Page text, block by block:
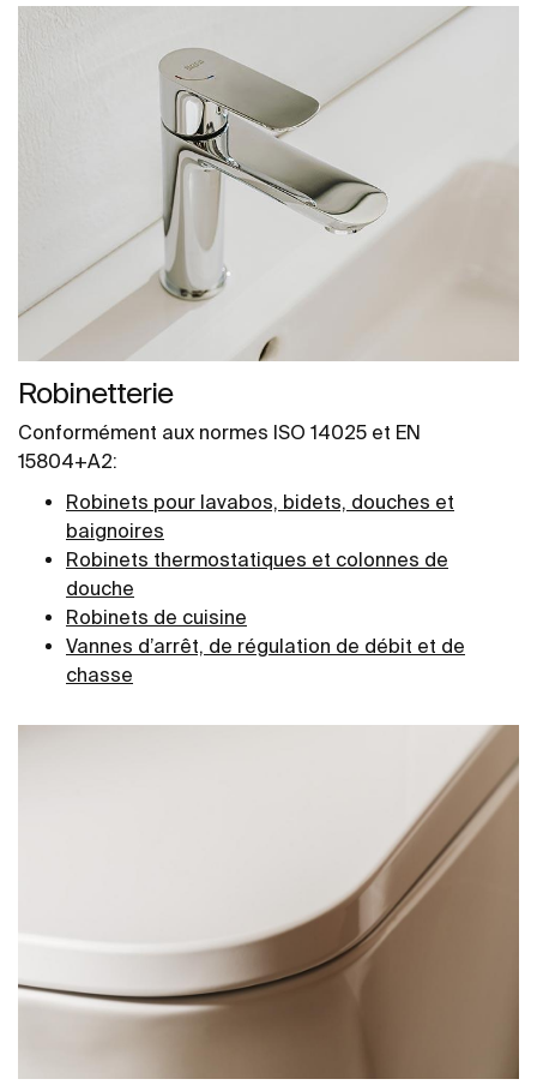
Robinetterie
Conformément aux normes ISO 14025 et EN
15804+A2:
Robinets pour lavabos, bidets, douches et
baignoires
Robinets thermostatiques et colonnes de
douche
Robinets de cuisine
Vannes d’arrêt, de régulation de débit et de
chasse